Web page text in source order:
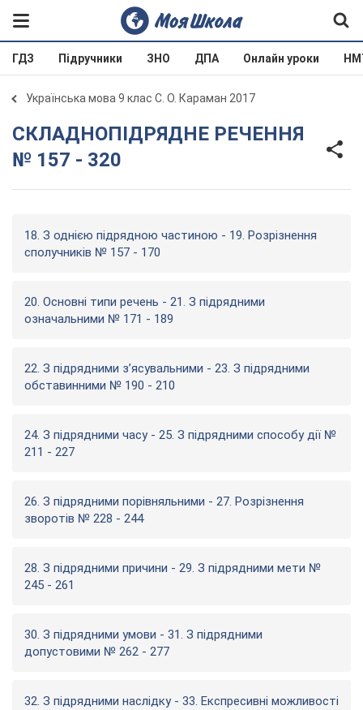
ГДЗ Підручники ЗНО ДПА Онлайн уроки
Українська мова 9 клас С. О. Караман 2017
СКЛАДНОПІДРЯДНЕ РЕЧЕННЯ
№ 157 - 320
18. З однією підрядною частиною - 19. Розрізнення
сполучників № 157 - 170
20. Основні типи речень - 21. З підрядними
означальними № 171 - 189
22. З підрядними з’ясувальними - 23. З підрядними
обставинними № 190 - 210
24. З підрядними часу - 25. З підрядними способу дії №
211 - 227
26. З підрядними порівняльними - 27. Розрізнення
зворотів № 228 - 244
28. З підрядними причини - 29. З підрядними мети №
245 - 261
30. З підрядними умови - 31. З підрядними
допустовими № 262 - 277
32. З підрядними наслідку - 33. Експресивні можливості